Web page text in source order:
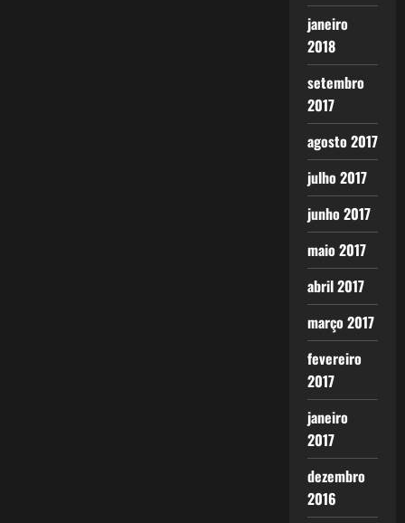
janeiro
2018
setembro
2017
agosto 2017
julho 2017
junho 2017
maio 2017
abril 2017
março 2017
fevereiro
2017
janeiro
2017
dezembro
2016